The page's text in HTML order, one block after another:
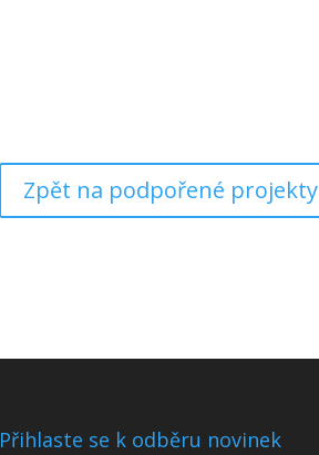
Zpět na podpořené projekty
Přihlaste se k odběru novinek